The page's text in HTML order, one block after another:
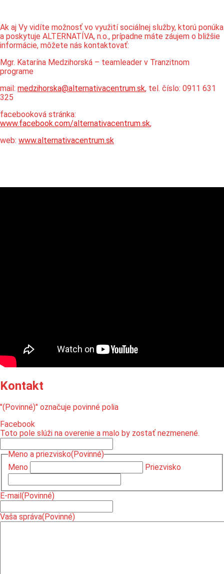
Ak aj Vy vidíte možnosť vo využití sociálnej služby, ktorú ponúka
a poskytuje ALTERNATÍVA, n.o., prípadne máte záujem o bližšie
informácie, môžete nás kontaktovať:
Mgr. Katarína Medzihorská – teamleader v Tranzitnom
programe
mail: medzihorska@alternativacentrum.sk, tel. číslo: 0911 631
325
facebooková stránka:
www.facebook.com/alternativacentrum.sk,
web: www.alternativacentrum.sk
Kontakt
"(Povinné)" označuje povinné polia
Facebook
Toto pole slúži na overenie a malo by zostať nezmenené.
Meno a priezvisko(Povinné)
Meno
Priezvisko
E-mail (Povinné)
Vaša správa(Povinné)